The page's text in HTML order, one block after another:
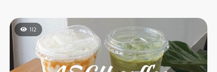
112